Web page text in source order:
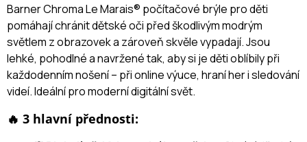
Barner Chroma Le Marais® počítačové brýle pro děti
pomáhají chránit dětské oči před škodlivým modrým
světlem z obrazovek a zároveň skvěle vypadají. Jsou
lehké, pohodlné a navržené tak, aby si je děti oblíbily při
každodenním nošení – při online výuce, hraní her i sledování
videí. Ideální pro moderní digitální svět.
🔥 3 hlavní přednosti: